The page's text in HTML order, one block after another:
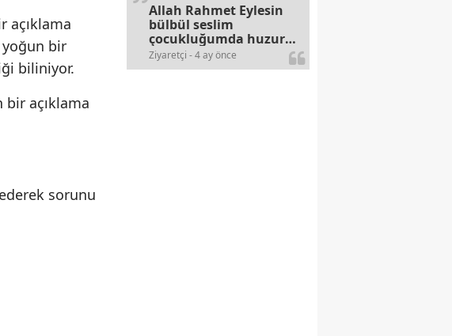
açıklama
yoğun bir
biliniyor.
açıklama
ederek sorunu
Ziyaretçi - 4 ay önce
Allah Rahmet Eylesin
bülbül seslim
çocukluğumda huzur
olurdu evimize.
Ablamla bağıra bağıra